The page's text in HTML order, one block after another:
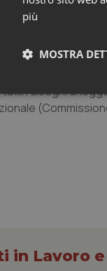
Nazionale
il pressing
la nota dei
dimostrano,
i disegni di
in Lavoro
più
MOSTRA
Nome